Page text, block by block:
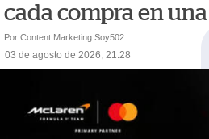
cada compra en
Por Content Marketing Soy502
03 de agosto de 2026, 21:28